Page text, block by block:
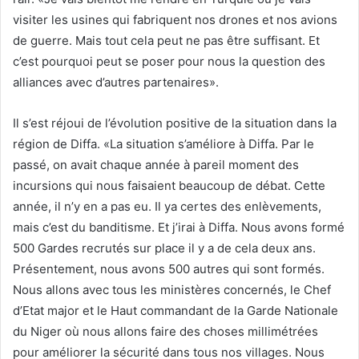
visiter les usines qui fabriquent nos drones et nos avions
de guerre. Mais tout cela peut ne pas être suffisant. Et
c’est pourquoi peut se poser pour nous la question des
alliances avec d’autres partenaires».
Il s’est réjoui de l’évolution positive de la situation dans la
région de Diffa. «La situation s’améliore à Diffa. Par le
passé, on avait chaque année à pareil moment des
incursions qui nous faisaient beaucoup de débat. Cette
année, il n’y en a pas eu. Il ya certes des enlèvements,
mais c’est du banditisme. Et j’irai à Diffa. Nous avons formé
500 Gardes recrutés sur place il y a de cela deux ans.
Présentement, nous avons 500 autres qui sont formés.
Nous allons avec tous les ministères concernés, le Chef
d’Etat major et le Haut commandant de la Garde Nationale
du Niger où nous allons faire des choses millimétrées
pour améliorer la sécurité dans tous nos villages. Nous